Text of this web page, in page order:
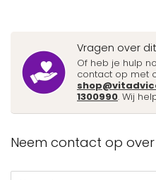
Vragen over
Of heb je hulp
contact op met
1300990. Wij
Neem contact op